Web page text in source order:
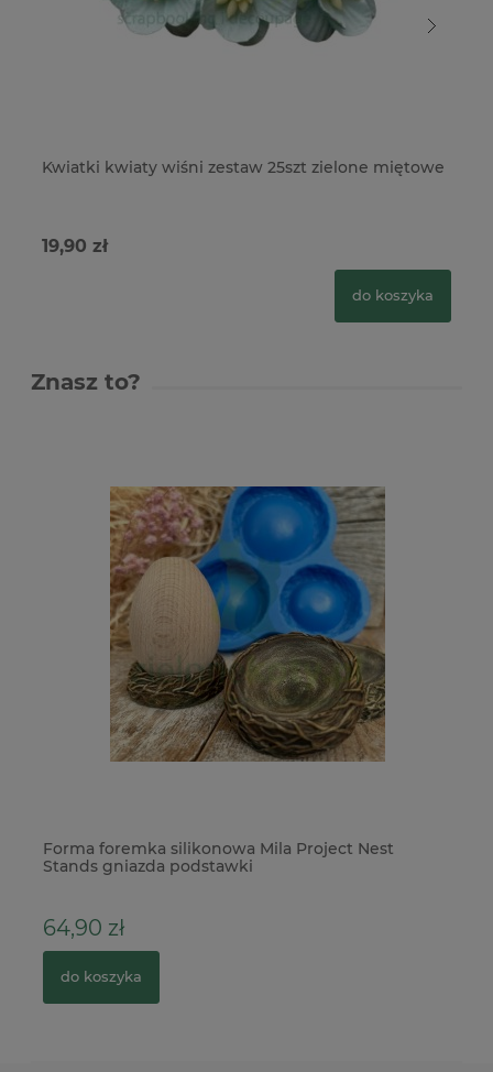
Kwiatki kwiaty wiśni zestaw 25szt zielone miętowe
19,90 zł
do koszyka
Znasz to?
Forma foremka silikonowa Mila Project Nest
Stands gniazda podstawki
64,90 zł
do koszyka